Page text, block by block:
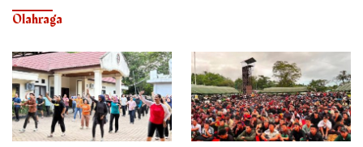
Olahraga